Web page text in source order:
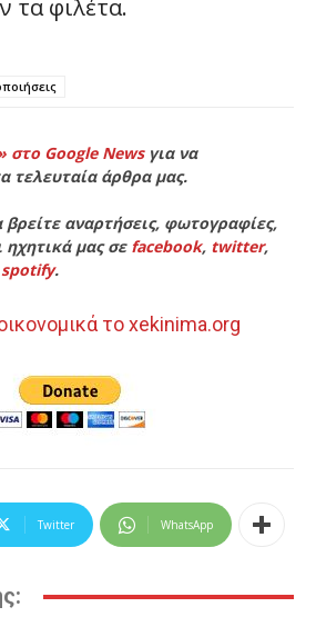
τα φιλέτα.
στο Google Newsγια να
τελευταία άρθρα μας.
αναρτήσεις, φωτογραφίες,
ηχητικά μας σε facebook, twitter,
spotify.
το xekinima.org
Twitter WhatsApp